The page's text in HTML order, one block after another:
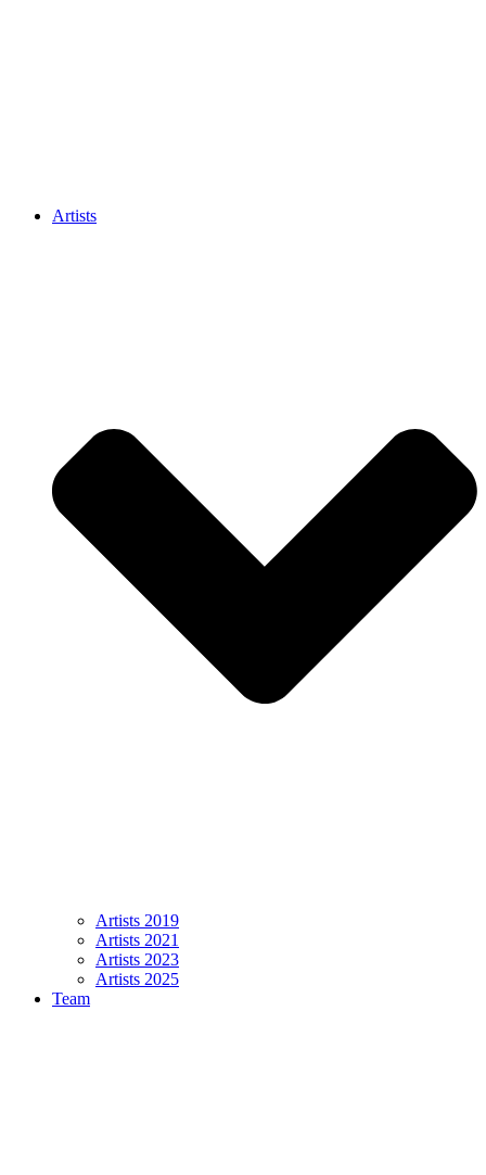
Artists
Artists 2019
Artists 2021
Artists 2023
Artists 2025
Team